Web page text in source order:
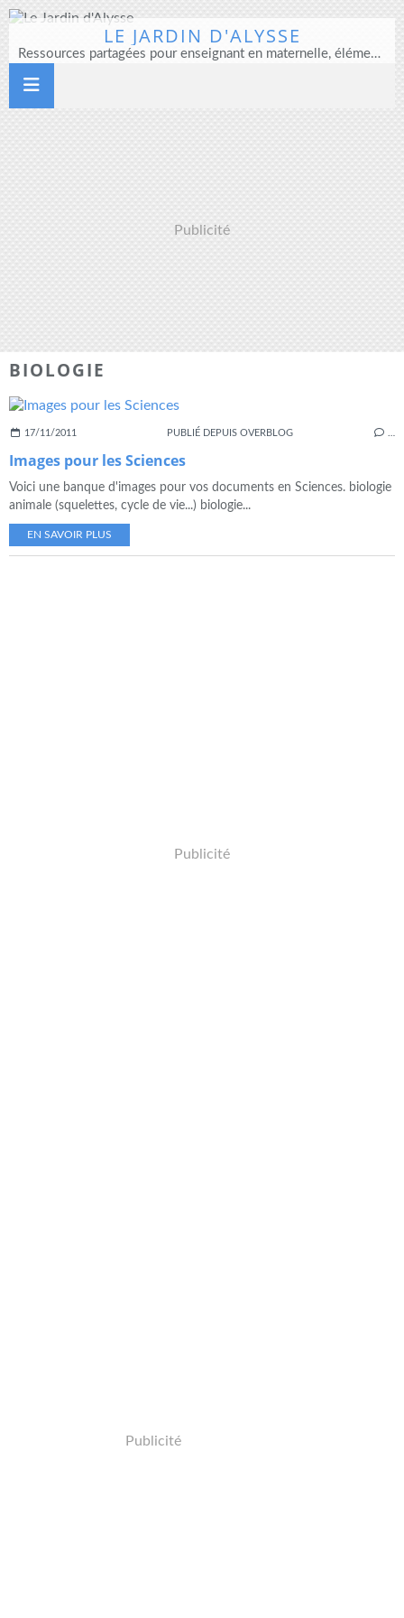
LE JARDIN D'ALYSSE
Ressources partagées pour enseignant en maternelle, élémentaire et direction d'école
Publicité
BIOLOGIE
17/11/2011 PUBLIÉ DEPUIS OVERBLOG
Images pour les Sciences
Voici une banque d'images pour vos documents en Sciences. biologie
animale (squelettes, cycle de vie...) biologie...
EN SAVOIR PLUS
Publicité
Publicité